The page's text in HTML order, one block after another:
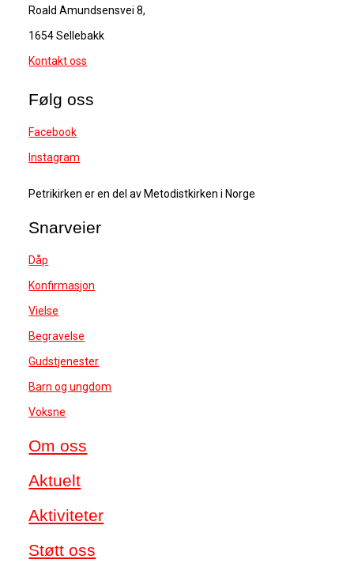
Roald Amundsensvei 8,
1654 Sellebakk
Kontakt oss
Følg oss
Facebook
Instagram
Petrikirken er en del av Metodistkirken i Norge
Snarveier
Dåp
Konfirmasjon
Vielse
Begravelse
Gudstjenester
Barn og ungdom
Voksne
Om oss
Aktuelt
Aktiviteter
Støtt oss